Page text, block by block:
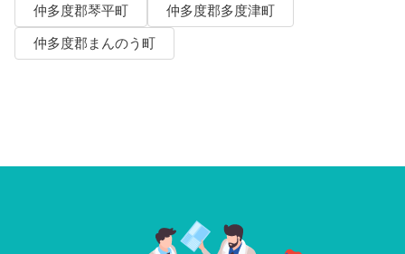
仲多度郡琴平町
仲多度郡多度津町
仲多度郡まんのう町